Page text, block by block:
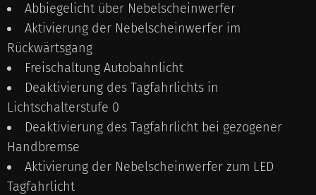
Abbiegelicht über Nebelscheinwerfer
Aktivierung der Nebelscheinwerfer im
Rückwärtsgang
Freischaltung Autobahnlicht
Deaktivierung des Tagfahrlichts in
Lichtschalterstufe 0
Deaktivierung des Tagfahrlicht bei gezogener
Handbremse
Aktivierung der Nebelscheinwerfer zum LED
Tagfahrlicht